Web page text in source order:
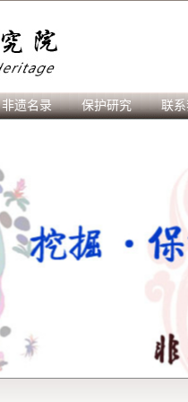
非遗名录 保护研究 联